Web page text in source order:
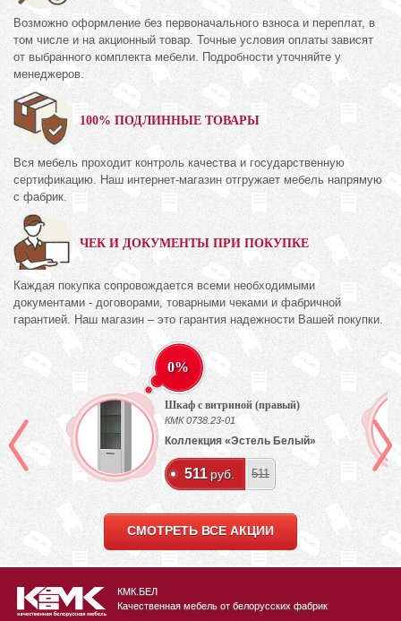
Возможно оформление без первоначального взноса и переплат, в
том числе и на акционный товар. Точные условия оплаты зависят
от выбранного комплекта мебели. Подробности уточняйте у
менеджеров.
100% ПОДЛИННЫЕ ТОВАРЫ
Вся мебель проходит контроль качества и государственную
сертификацию. Наш интернет-магазин отгружает мебель напрямую
с фабрик.
ЧЕК И ДОКУМЕНТЫ ПРИ ПОКУПКЕ
Каждая покупка сопровождается всеми необходимыми
документами - договорами, товарными чеками и фабричной
гарантией. Наш магазин – это гарантия надежности Вашей покупки.
0%
Шкаф с витриной (правый)
КМК 0738.23-01
Коллекция «Эстель Белый»
511 руб. 511
СМОТРЕТЬ ВСЕ АКЦИИ
КМК.БЕЛ
Качественная мебель от белорусских фабрик